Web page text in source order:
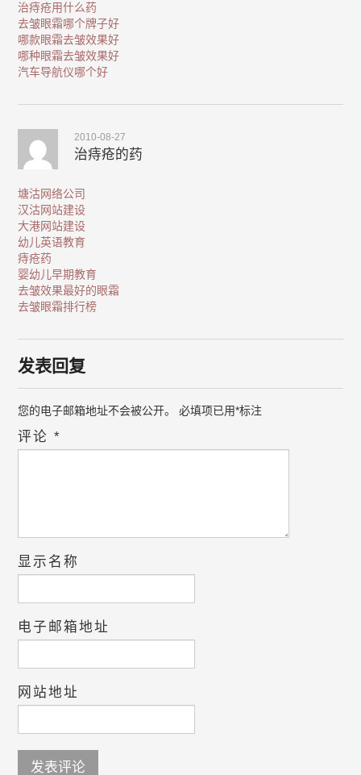
治痔疮用什么药
去皱眼霜哪个牌子好
哪款眼霜去皱效果好
哪种眼霜去皱效果好
汽车导航仪哪个好
2010-08-27
治痔疮的药
塘沽网络公司
汉沽网站建设
大港网站建设
幼儿英语教育
痔疮药
婴幼儿早期教育
去皱效果最好的眼霜
去皱眼霜排行榜
发表回复
您的电子邮箱地址不会被公开。 必填项已用*标注
评论*
显示名称
电子邮箱地址
网站地址